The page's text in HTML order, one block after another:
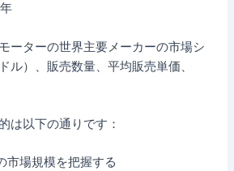
ーターの世界主要メーカーの市場シ
ル）、販売数量、平均販売単価、
は以下の通りです：
市場規模を把握する